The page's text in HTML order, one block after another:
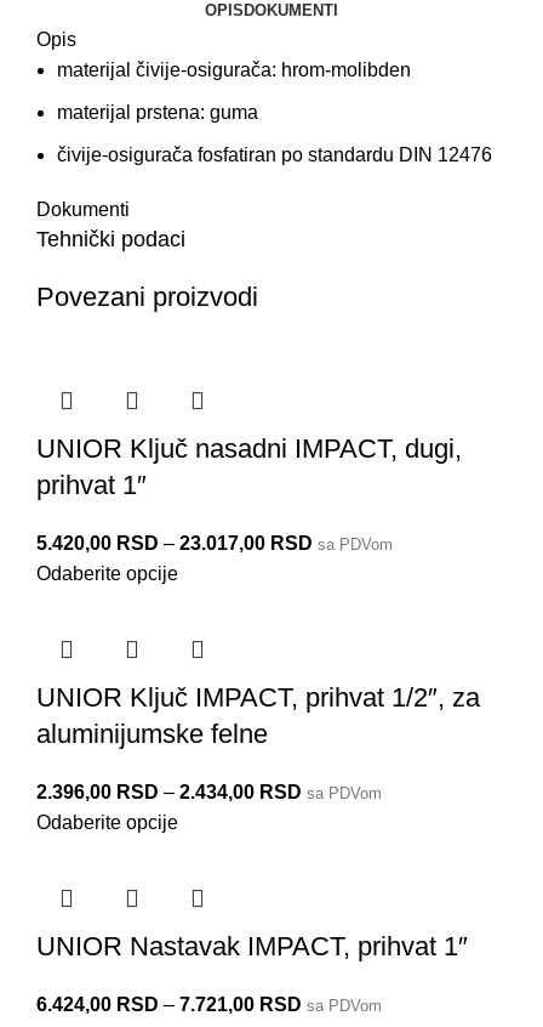
OPIS DOKUMENTI
Opis
materijal čivije-osigurača: hrom-molibden
materijal prstena: guma
čivije-osigurača fosfatiran po standardu DIN 12476
Dokumenti
Tehnički podaci
Povezani proizvodi
UNIOR Ključ nasadni IMPACT, dugi,
prihvat 1″
5.420,00 RSD – 23.017,00 RSD sa PDVom
Odaberite opcije
UNIOR Ključ IMPACT, prihvat 1/2″, za
aluminijumske felne
2.396,00 RSD – 2.434,00 RSD sa PDVom
Odaberite opcije
UNIOR Nastavak IMPACT, prihvat 1″
6.424,00 RSD – 7.721,00 RSD sa PDVom